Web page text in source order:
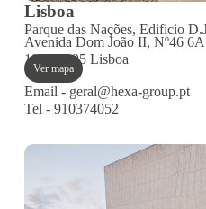
Lisboa
Parque das Nações, Edificio
Avenida Dom João II, Nº46 6A
1990 - 095 Lisboa
Ver mapa
Email - geral@hexa-group.pt
Tel - 910374052